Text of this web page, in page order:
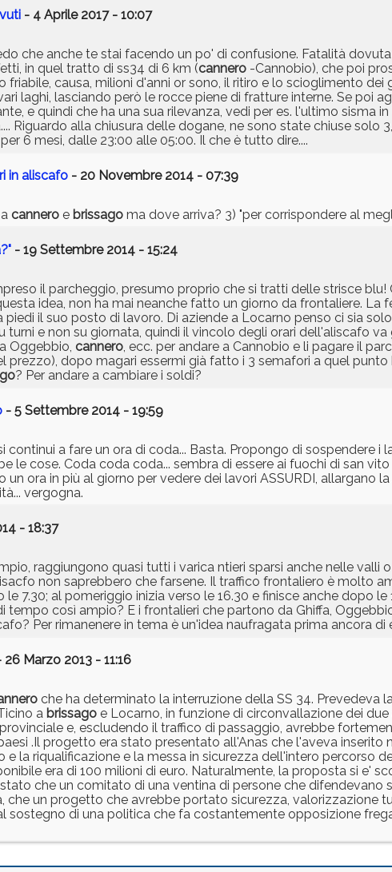
- 4 Aprile 2017 - 10:07
che anche te stai facendo un po' di confusione. Fatalità
in quel tratto di ss34 di 6 km (cannero -Cannobio), che poi
friabile, causa, milioni d'anni or sono, il ritiro e lo scioglimento dei
laghi, lasciando però le rocce piene di fratture interne. Se poi
e quindi che ha una sua rilevanza, vedi per es. l'ultimo sisma
Riguardo alla chiusura delle dogane, ne sono state chiuse solo
6 mesi, dalle 23:00 alle 05:00. Il che è tutto dire....
in aliscafo - 20 Novembre 2014 - 07:39
cannero e brissago ma dove arriva? 3) "per corrispondere al
- 19 Settembre 2014 - 15:24
il parcheggio, presumo proprio che si tratti delle strisce blu!
idea, non ha mai neanche fatto un giorno da frontaliere. La
il suo posto di lavoro. Di aziende a Locarno penso ci sia
e non su giornata, quindi il vincolo degli orari dell'aliscafo va
Oggebbio, cannero, ecc. per andare a Cannobio e li pagare il
prezzo), dopo magari essermi già fatto i 3 semafori a quel punto
? Per andare a cambiare i soldi?
- 5 Settembre 2014 - 19:59
a fare un ora di coda... Basta. Propongo di sospendere i
le cose. Coda coda coda... sembra di essere ai fuochi di san
ora in più al giorno per vedere dei lavori ASSURDI, allargano
vergogna.
- 18:37
raggiungono quasi tutti i varica ntieri sparsi anche nelle valli
non saprebbero che farsene. Il traffico frontaliero è molto
7.30; al pomeriggio inizia verso le 16.30 e finisce anche dopo le
tempo così ampio? E i frontalieri che partono da Ghiffa,
Per rimanenere in tema è un'idea naufragata prima ancora di
26 Marzo 2013 - 11:16
che ha determinato la interruzione della SS 34. Prevedeva
a brissago e Locarno, in funzione di circonvallazione dei
e, escludendo il traffico di passaggio, avrebbe
.Il progetto era stato presentato all'Anas che l'aveva inserito
la riqualificazione e la messa in sicurezza dell'intero percorso
era di 100 milioni di euro. Naturalmente, la proposta si e'
che un comitato di una ventina di persone che difendevano
che un progetto che avrebbe portato sicurezza, valorizzazione
sostegno di una politica che fa costantemente opposizione